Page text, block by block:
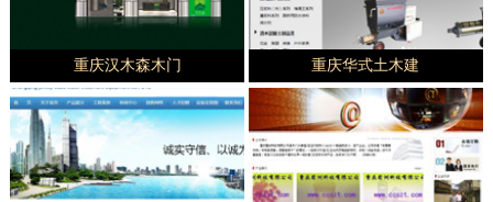
重庆汉木森木门 重庆华式土木建